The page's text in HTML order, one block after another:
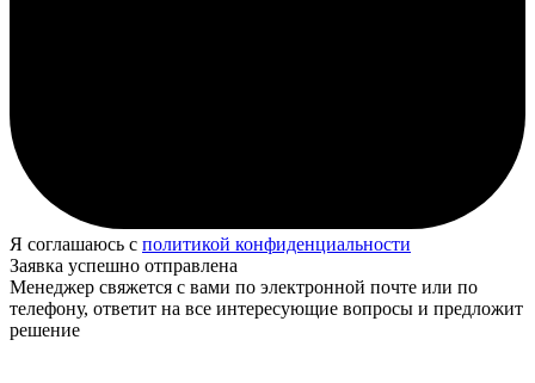
Я соглашаюсь с политикой конфиденциальности
Заявка успешно отправлена
Менеджер свяжется с вами по электронной почте или по
телефону, ответит на все интересующие вопросы и предложит
решение